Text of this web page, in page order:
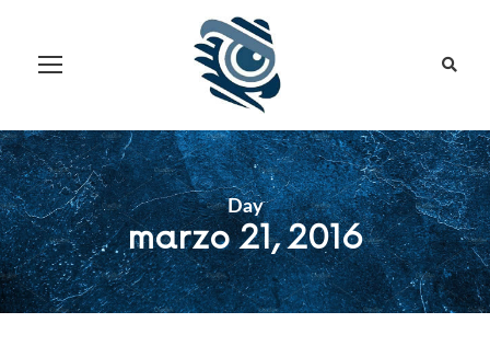
Day
marzo 21, 2016